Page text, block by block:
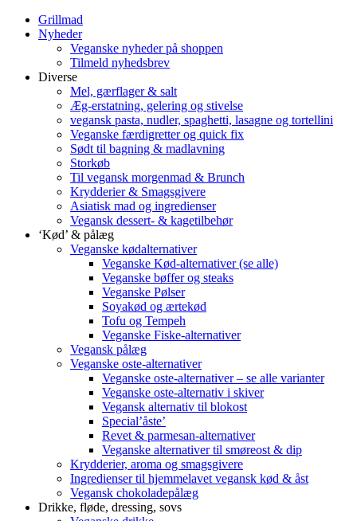
Grillmad
Nyheder
Veganske nyheder på shoppen
Tilmeld nyhedsbrev
Diverse
Mel, gærflager & salt
Æg-erstatning, gelering og stivelse
vegansk pasta, nudler, spaghetti, lasagne og tortellini
Veganske færdigretter og quick fix
Sødt til bagning & madlavning
Storkøb
Til vegansk morgenmad & Brunch
Krydderier & Smagsgivere
Asiatisk mad og ingredienser
Vegansk dessert- & kagetilbehør
‘Kød’ & pålæg
Veganske kødalternativer
Veganske Kød-alternativer (se alle)
Veganske bøffer og steaks
Veganske Pølser
Soyakød og ærtekød
Tofu og Tempeh
Veganske Fiske-alternativer
Vegansk pålæg
Veganske oste-alternativer
Veganske oste-alternativer – se alle varianter
Veganske oste-alternativ i skiver
Vegansk alternativ til blokost
Special’åste’
Revet & parmesan-alternativer
Veganske alternativer til smøreost & dip
Krydderier, aroma og smagsgivere
Ingredienser til hjemmelavet vegansk kød & åst
Vegansk chokoladepålæg
Drikke, fløde, dressing, sovs